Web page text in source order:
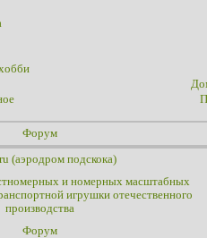
Форум
(аэродром подскока)
и номерных масштабных
игрушки отечественного
производства
Форум